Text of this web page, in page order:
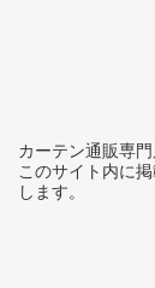
カーテン通販専門
このサイト内に
します。